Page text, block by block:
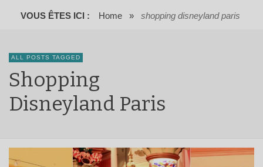
VOUS ÊTES ICI : Home » shopping disneyland paris
ALL POSTS TAGGED
Shopping
Disneyland Paris